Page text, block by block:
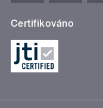
Certifikováno